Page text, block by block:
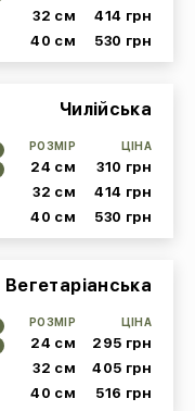
32 см
414 грн
40 см
530 грн
Чилійська
РОЗМІР
24 см
ЦІНА
310 грн
32 см
414 грн
40 см
530 грн
Вегетаріанська
РОЗМІР
24 см
ЦІНА
295 грн
32 см
405 грн
40 см
516 грн